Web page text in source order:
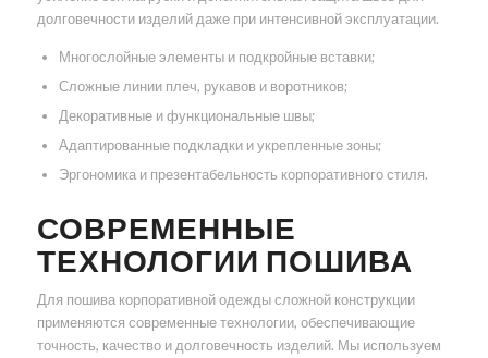
долговечности изделий даже при интенсивной эксплуатации.
Многослойные элементы и подкройные вставки;
Сложные линии плеч, рукавов и воротников;
Декоративные и функциональные швы;
Адаптированные подкладки и укрепленные зоны;
Эргономика и презентабельность корпоративного стиля.
СОВРЕМЕННЫЕ
ТЕХНОЛОГИИ ПОШИВА
Для пошива корпоративной одежды сложной конструкции
применяются современные технологии, обеспечивающие
точность, качество и долговечность изделий. Мы используем